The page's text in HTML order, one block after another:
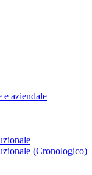
e aziendale
(Cronologico)